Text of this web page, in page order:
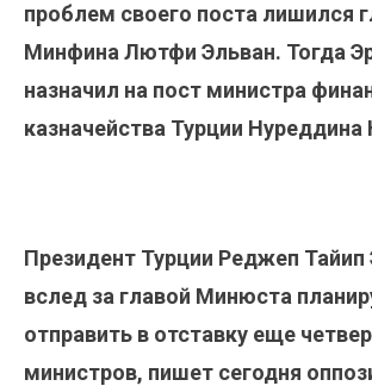
проблем своего поста лишился
Минфина Лютфи Эльван. Тогда
назначил на пост министра
казначейства Турции Нуреддина
Президент Турции Реджеп Тайип
вслед за главой Минюста
отправить в отставку еще
министров, пишет сегодня